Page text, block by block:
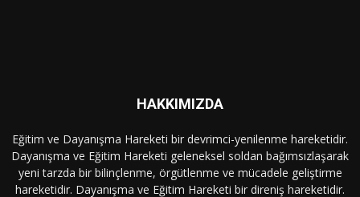
HAKKIMIZDA
Eğitim ve Dayanışma Hareketi bir devrimci-yenilenme hareketidir.
Dayanışma ve Eğitim Hareketi geleneksel soldan bağımsızlaşarak
yeni tarzda bir bilinçlenme, örgütlenme ve mücadele geliştirme
hareketidir. Dayanışma ve Eğitim Hareketi bir direniş hareketidir.